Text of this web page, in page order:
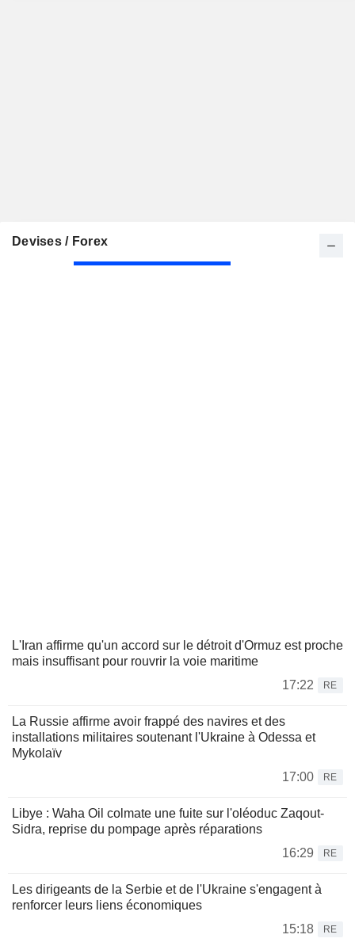
Devises / Forex
L'Iran affirme qu'un accord sur le détroit d'Ormuz est proche
mais insuffisant pour rouvrir la voie maritime
17:22
RE
La Russie affirme avoir frappé des navires et des
installations militaires soutenant l'Ukraine à Odessa et
Mykolaïv
17:00
RE
Libye : Waha Oil colmate une fuite sur l'oléoduc Zaqout-
Sidra, reprise du pompage après réparations
16:29
RE
Les dirigeants de la Serbie et de l'Ukraine s'engagent à
renforcer leurs liens économiques
15:18
RE